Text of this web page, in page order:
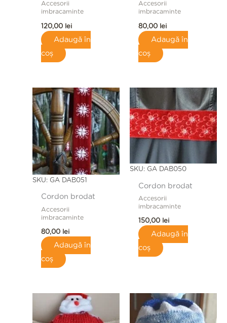
Accesorii
imbracaminte
120,00 lei
Adaugă în
coș
Accesorii
imbracaminte
80,00 lei
Adaugă în
coș
SKU: GA DAB051
Cordon brodat
Accesorii
imbracaminte
80,00 lei
Adaugă în
coș
SKU: GA DAB050
Cordon brodat
Accesorii
imbracaminte
150,00 lei
Adaugă în
coș